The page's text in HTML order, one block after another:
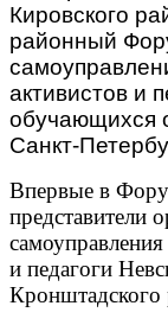
Кировского
районный
активистов и
обучающихся
Санкт-
Впервые в
представители
и педагоги
Кронштадского